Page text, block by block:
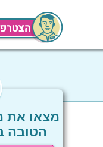
מצאו את
הטובה